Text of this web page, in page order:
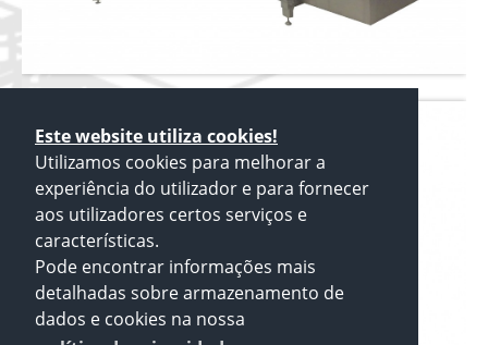
Este website utiliza cookies!
Utilizamos cookies para melhorar a
experiência do utilizador e para fornecer
aos utilizadores certos serviços e
características.
Pode encontrar informações mais
detalhadas sobre armazenamento de
dados e cookies na nossa